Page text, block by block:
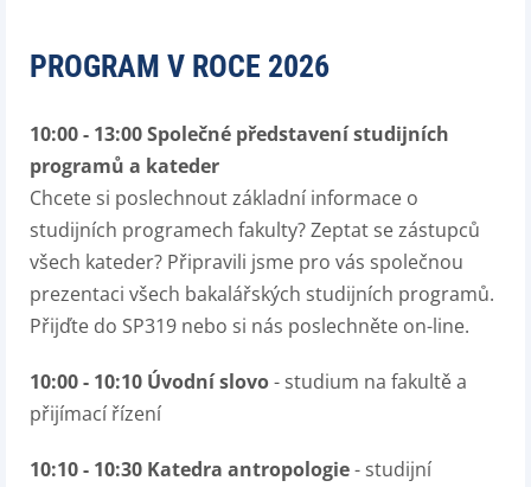
PROGRAM V ROCE 2026
10:00 - 13:00 Společné představení studijních
programů a kateder
Chcete si poslechnout základní informace o
studijních programech fakulty? Zeptat se zástupců
všech kateder? Připravili jsme pro vás společnou
prezentaci všech bakalářských studijních programů.
Přijďte do SP319 nebo si nás poslechněte on-line.
10:00 - 10:10 Úvodní slovo- studium na fakultě a
přijímací řízení
10:10 - 10:30 Katedra antropologie- studijní